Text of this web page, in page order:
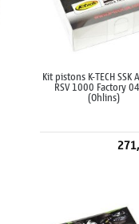
Kit pistons K-TECH SSK
RSV 1000 Factory
(Ohlins)